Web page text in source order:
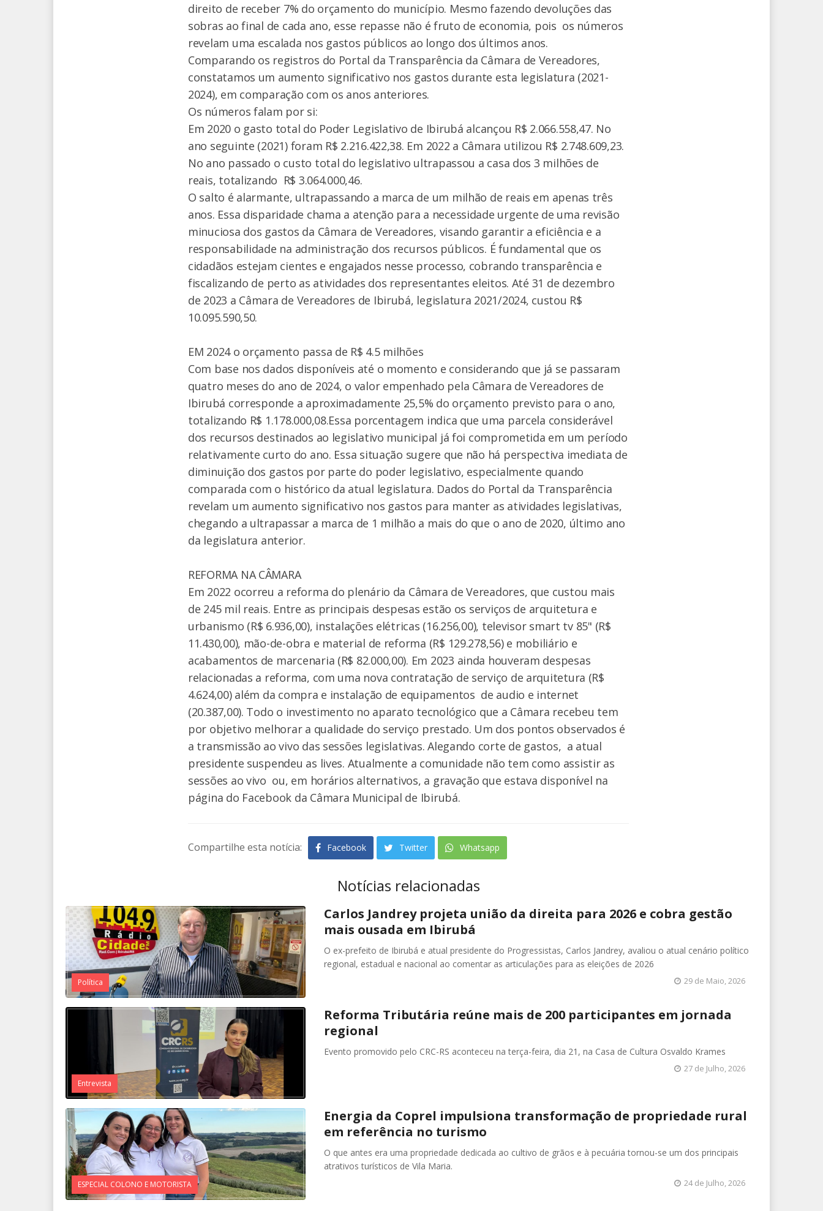
direito de receber 7% do orçamento do município. Mesmo fazendo devoluções das
sobras ao final de cada ano, esse repasse não é fruto de economia, pois os números
revelam uma escalada nos gastos públicos ao longo dos últimos anos.
Comparando os registros do Portal da Transparência da Câmara de Vereadores,
constatamos um aumento significativo nos gastos durante esta legislatura (2021-
2024), em comparação com os anos anteriores.
Os números falam por si:
Em 2020 o gasto total do Poder Legislativo de Ibirubá alcançou R$ 2.066.558,47. No
ano seguinte (2021) foram R$ 2.216.422,38. Em 2022 a Câmara utilizou R$ 2.748.609,23.
No ano passado o custo total do legislativo ultrapassou a casa dos 3 milhões de
reais, totalizando R$ 3.064.000,46.
O salto é alarmante, ultrapassando a marca de um milhão de reais em apenas três
anos. Essa disparidade chama a atenção para a necessidade urgente de uma revisão
minuciosa dos gastos da Câmara de Vereadores, visando garantir a eficiência e a
responsabilidade na administração dos recursos públicos. É fundamental que os
cidadãos estejam cientes e engajados nesse processo, cobrando transparência e
fiscalizando de perto as atividades dos representantes eleitos. Até 31 de dezembro
de 2023 a Câmara de Vereadores de Ibirubá, legislatura 2021/2024, custou R$
10.095.590,50.
EM 2024 o orçamento passa de R$ 4.5 milhões
Com base nos dados disponíveis até o momento e considerando que já se passaram
quatro meses do ano de 2024, o valor empenhado pela Câmara de Vereadores de
Ibirubá corresponde a aproximadamente 25,5% do orçamento previsto para o ano,
totalizando R$ 1.178.000,08.Essa porcentagem indica que uma parcela considerável
dos recursos destinados ao legislativo municipal já foi comprometida em um período
relativamente curto do ano. Essa situação sugere que não há perspectiva imediata de
diminuição dos gastos por parte do poder legislativo, especialmente quando
comparada com o histórico da atual legislatura. Dados do Portal da Transparência
revelam um aumento significativo nos gastos para manter as atividades legislativas,
chegando a ultrapassar a marca de 1 milhão a mais do que o ano de 2020, último ano
da legislatura anterior.
REFORMA NA CÂMARA
Em 2022 ocorreu a reforma do plenário da Câmara de Vereadores, que custou mais
de 245 mil reais. Entre as principais despesas estão os serviços de arquitetura e
urbanismo (R$ 6.936,00), instalações elétricas (16.256,00), televisor smart tv 85" (R$
11.430,00), mão-de-obra e material de reforma (R$ 129.278,56) e mobiliário e
acabamentos de marcenaria (R$ 82.000,00). Em 2023 ainda houveram despesas
relacionadas a reforma, com uma nova contratação de serviço de arquitetura (R$
4.624,00) além da compra e instalação de equipamentos de audio e internet
(20.387,00). Todo o investimento no aparato tecnológico que a Câmara recebeu tem
por objetivo melhorar a qualidade do serviço prestado. Um dos pontos observados é
a transmissão ao vivo das sessões legislativas. Alegando corte de gastos, a atual
presidente suspendeu as lives. Atualmente a comunidade não tem como assistir as
sessões ao vivo ou, em horários alternativos, a gravação que estava disponível na
página do Facebook da Câmara Municipal de Ibirubá.
Compartilhe esta notícia: Facebook Twitter Whatsapp
Notícias relacionadas
Política
Carlos Jandrey projeta união da direita para 2026 e cobra gestão
mais ousada em Ibirubá
O ex-prefeito de Ibirubá e atual presidente do Progressistas, Carlos Jandrey, avaliou o atual cenário político
regional, estadual e nacional ao comentar as articulações para as eleições de 2026
29 de Maio, 2026
Entrevista
Reforma Tributária reúne mais de 200 participantes em jornada
regional
Evento promovido pelo CRC-RS aconteceu na terça-feira, dia 21, na Casa de Cultura Osvaldo Krames
27 de Julho, 2026
ESPECIAL COLONO E MOTORISTA
Energia da Coprel impulsiona transformação de propriedade rural
em referência no turismo
O que antes era uma propriedade dedicada ao cultivo de grãos e à pecuária tornou-se um dos principais
atrativos turísticos de Vila Maria.
24 de Julho, 2026